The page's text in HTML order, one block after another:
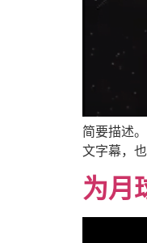
简要描述
文字幕，
为月